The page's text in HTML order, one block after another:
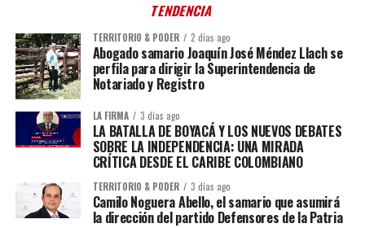
TENDENCIA
TERRITORIO & PODER 2 días ago
Abogado samario Joaquín José Méndez Llach se
perfila para dirigir la Superintendencia de
Notariado y Registro
LA FIRMA 3 días ago
LA BATALLA DE BOYACÁ Y LOS NUEVOS DEBATES
SOBRE LA INDEPENDENCIA: UNA MIRADA
CRÍTICA DESDE EL CARIBE COLOMBIANO
TERRITORIO & PODER 3 días ago
Camilo Noguera Abello, el samario que asumirá
la dirección del partido Defensores de la Patria